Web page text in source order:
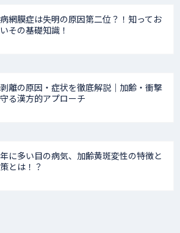
網膜症は失明の原因第二位？！知ってお
その基礎知識！
離の原因・症状を徹底解説｜加齢・衝撃
る漢方的アプローチ
に多い目の病気、加齢黄斑変性の特徴と
とは！？